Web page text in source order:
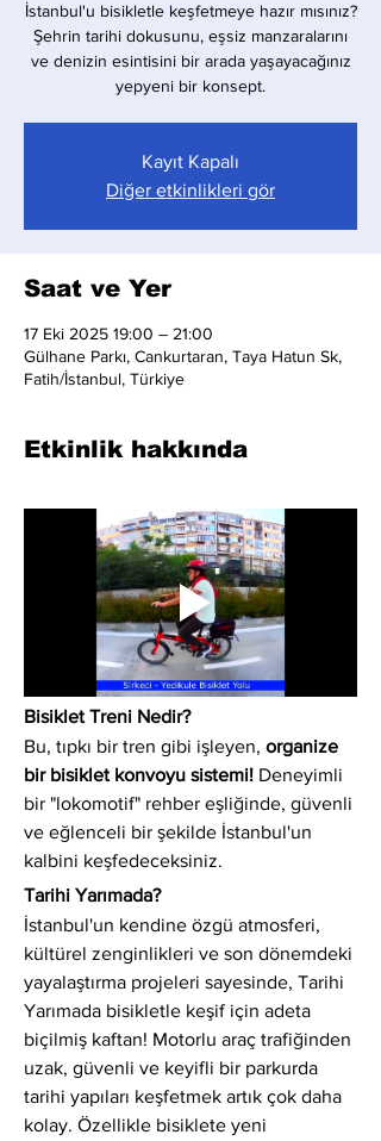
İstanbul'u bisikletle keşfetmeye hazır mısınız?
Şehrin tarihi dokusunu, eşsiz manzaralarını
ve denizin esintisini bir arada yaşayacağınız
yepyeni bir konsept.
Kayıt Kapalı
Diğer etkinlikleri gör
Saat ve Yer
17 Eki 2025 19:00 – 21:00
Gülhane Parkı, Cankurtaran, Taya Hatun Sk,
Fatih/İstanbul, Türkiye
Etkinlik hakkında
Bisiklet Treni Nedir?
Bu, tıpkı bir tren gibi işleyen, organize
bir bisiklet konvoyu sistemi! Deneyimli
bir "lokomotif" rehber eşliğinde, güvenli
ve eğlenceli bir şekilde İstanbul'un
kalbini keşfedeceksiniz.
Tarihi Yarımada?
İstanbul'un kendine özgü atmosferi,
kültürel zenginlikleri ve son dönemdeki
yayalaştırma projeleri sayesinde, Tarihi
Yarımada bisikletle keşif için adeta
biçilmiş kaftan! Motorlu araç trafiğinden
uzak, güvenli ve keyifli bir parkurda
tarihi yapıları keşfetmek artık çok daha
kolay. Özellikle bisiklete yeni